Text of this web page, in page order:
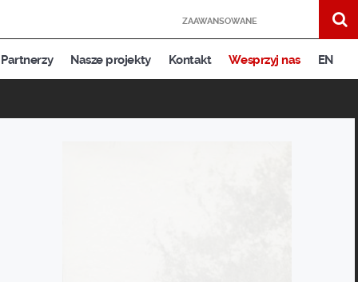
ZAAWANSOWANE
Partnerzy Nasze projekty Kontakt Wesprzyj nas EN